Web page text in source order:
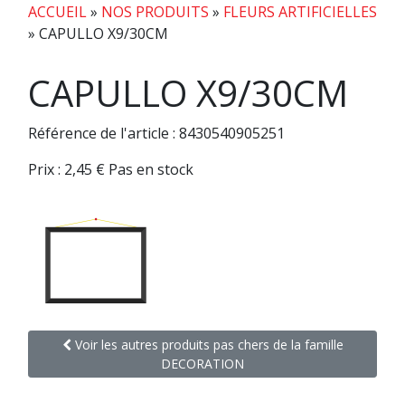
ACCUEIL» NOS PRODUITS » FLEURS ARTIFICIELLES
» CAPULLO X9/30CM
CAPULLO X9/30CM
Référence de l'article : 8430540905251
Prix : 2,45 € Pas en stock
Voir les autres produits pas chers de la famille
DECORATION